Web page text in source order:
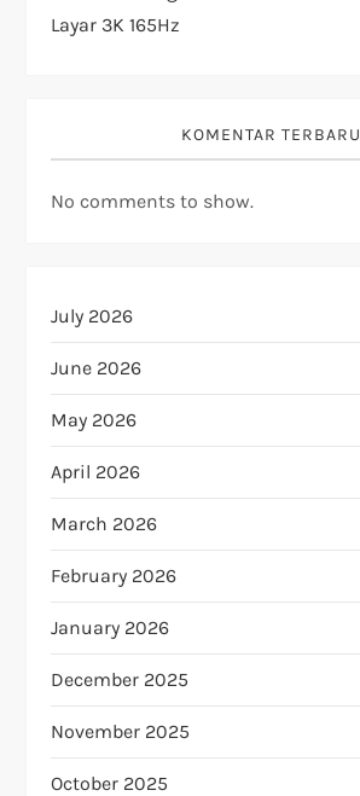
Layar 3K 165Hz
KOMENTAR TERBARU
No comments to show.
July 2026
June 2026
May 2026
April 2026
March 2026
February 2026
January 2026
December 2025
November 2025
October 2025